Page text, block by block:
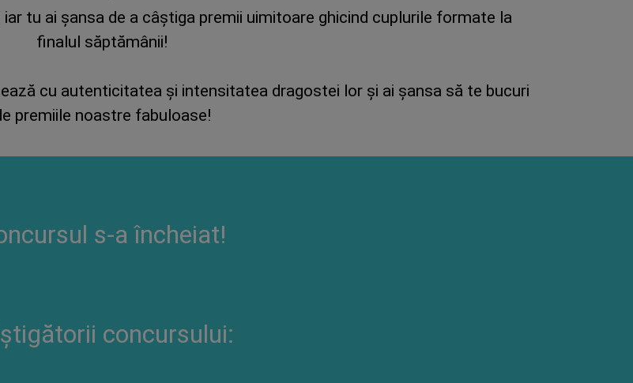
tu ai șansa de a câștiga premii uimitoare ghicind cuplurile formate la
finalul săptămânii!
cu autenticitatea și intensitatea dragostei lor și ai șansa să te bucuri
premiile noastre fabuloase!
s-a încheiat!
concursului: